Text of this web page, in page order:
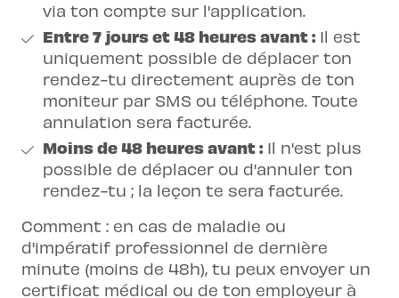
via ton compte sur l'application.
Entre 7 jours et 48 heures avant : Il est
uniquement possible de déplacer ton
rendez-tu directement auprès de ton
moniteur par SMS ou téléphone. Toute
annulation sera facturée.
Moins de 48 heures avant : Il n'est plus
possible de déplacer ou d'annuler ton
rendez-tu ; la leçon te sera facturée.
Comment : en cas de maladie ou
d'impératif professionnel de dernière
minute (moins de 48h), tu peux envoyer un
certificat médical ou de ton employeur à